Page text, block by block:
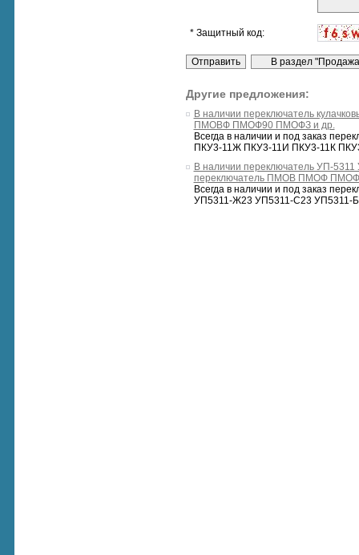
* Защитный код:
Другие предложения:
В наличии переключатель
ПМОВФ ПМОФ90 ПМОФЗ и др.
Всегда в наличии и под заказ
ПКУ3-11Ж ПКУ3-11И ПКУ3-11К
В наличии переключатель УП-
переключатель ПМОВ ПМОФ
Всегда в наличии и под заказ
УП5311-Ж23 УП5311-С23 УП5311-